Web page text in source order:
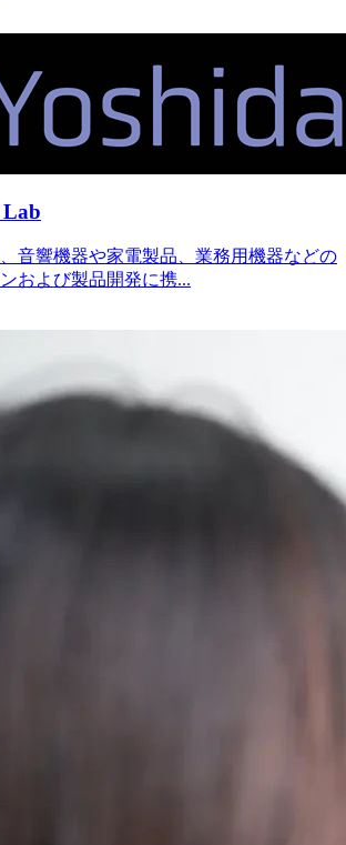
Lab
音響機器や家電製品、業務用機器などの
および製品開発に携...